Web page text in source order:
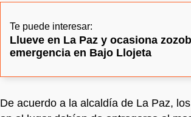
Te puede interesar:
Llueve en La Paz y ocasiona
emergencia en Bajo Llojeta
De acuerdo a la alcaldía de La Paz,